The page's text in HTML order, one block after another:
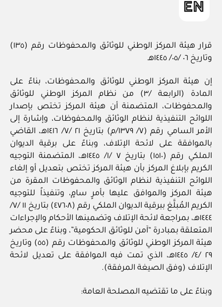
قرار هيئة المركز الوطني للوثائق والمحفوظات رقم (١٣٥)
وتاريخ ٠٦ /٠٥/ ١٤٤٥هـ
إن هيئة المركز الوطني للوثائق والمحفوظات، بناءً على
المادة (الرابعة /٣) من نظام المركز الوطني للوثائق
والمحفوظات، المتضمنة أن هيئة المركز تختص بإصدار
اللوائح التنفيذية لنظام الوثائق والمحفوظات، وإشارة إلى
الأمر السامي رقم (٧/ ١٣٧٩/م) بتاريخ ٢١ /٧/ ١٤١٦هـ، القاضي
بالموافقة على لائحة الإتلاف، وبناءً على برقية الديوان
الملكي رقم (١٥١٠) بتاريخ ٧ /١/ ١٤٤٥هـ، المتضمنة التوجيه
الكريم بإبلاغ المركز بأن هيئة المركز تختص بتعديل أو إلغاء
اللوائح التنفيذية لنظام الوثائق والمحفوظات المقرة من
هيئة المركز والموافق عليها بأمرٍ سامٍ، وتنفيذاً للتوجيه
الكريم المُبلَّغ ببرقية الديوان الملكي رقم (٤٧٦٠٨) بتاريخ ١١ /٧/
١٤٤٤هـ، بمراجعة لائحة الإتلاف وتضمينها الأحكام والإجراءات
المتعلقة بمبادرة “آمن للوثائق الحكومية”، وبناءً على محضر
هيئة المركز الوطني للوثائق والمحفوظات رقم (٥٥) وتاريخ
٢٩ /٤/ ١٤٤٥هـ، الذي تمت فيه الموافقة على تعديل لائحة
الإتلاف (وفق الصيغة المرفقة).
وبناءً على ما تقتضيه المصلحة العامة: